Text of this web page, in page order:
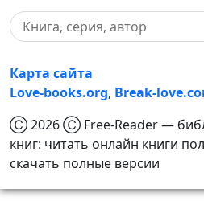
Карта сайта
Love-books.org, Break-
Ⓒ 2026 Ⓒ Free-Reader —
книг: читать онлайн книги
скачать полные версии